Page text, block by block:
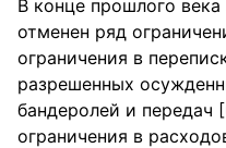
В конце прошлого
отменен ряд
ограничения в
разрешенных
бандеролей и передач
ограничения в